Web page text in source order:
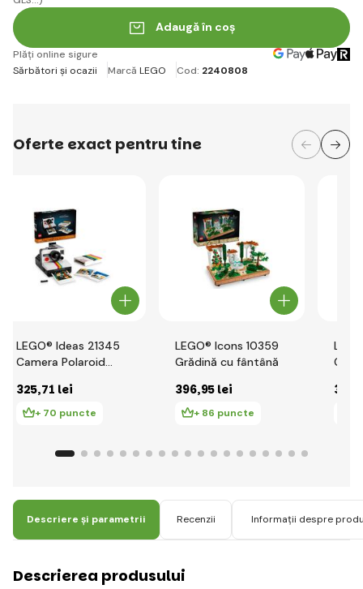
Adaugă în coș
Plăți online sigure
Sărbători și ocazii
Marcă LEGO Cod: 2240808
Oferte exact pentru tine
LEGO® Ideas 21345
Camera Polaroid
325,71 lei
+ 70 puncte
LEGO® Icons 10359
Grădină cu fântână
396,95 lei
+ 86 puncte
329
Descriere și parametrii Recenzii Informații despre
Descrierea produsului